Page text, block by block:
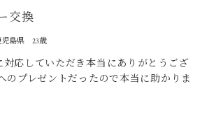
交換
児島県 23歳
対応していただき本当にありがとうござ
のプレゼントだったので本当に助かりま